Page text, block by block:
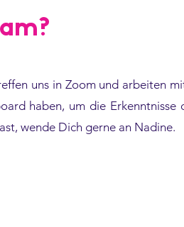
uns in Zoom und arbeiten
haben, um die Erkenntnisse
wende Dich gerne an Nadine.